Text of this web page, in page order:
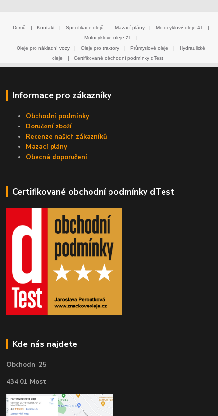
Domů | Kontakt | Specifikace olejů | Mazací plány | Motocyklové oleje 4T
|
Motocyklové oleje 2T
|
Oleje pro nákladní vozy
| Oleje pro traktory | Průmyslové oleje |
Hydraulické
oleje
| Certifikované obchodní podmínky dTest
Informace pro zákazníky
Obchodní podmínky
Doručení zboží
Recenze našich zákazníků
Mazací plány
Obecná doporučení
Certifikované obchodní podmínky dTest
Kde nás najdete
Obchodní 25
434 01 Most